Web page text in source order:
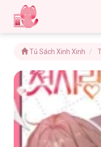
Tủ Sách Xinh Xinh